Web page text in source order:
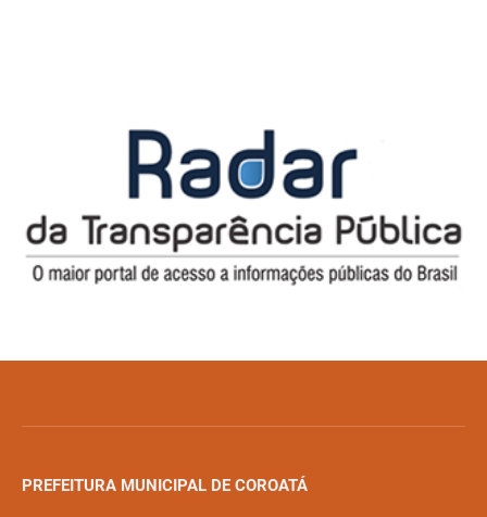
PREFEITURA MUNICIPAL DE COROATÁ